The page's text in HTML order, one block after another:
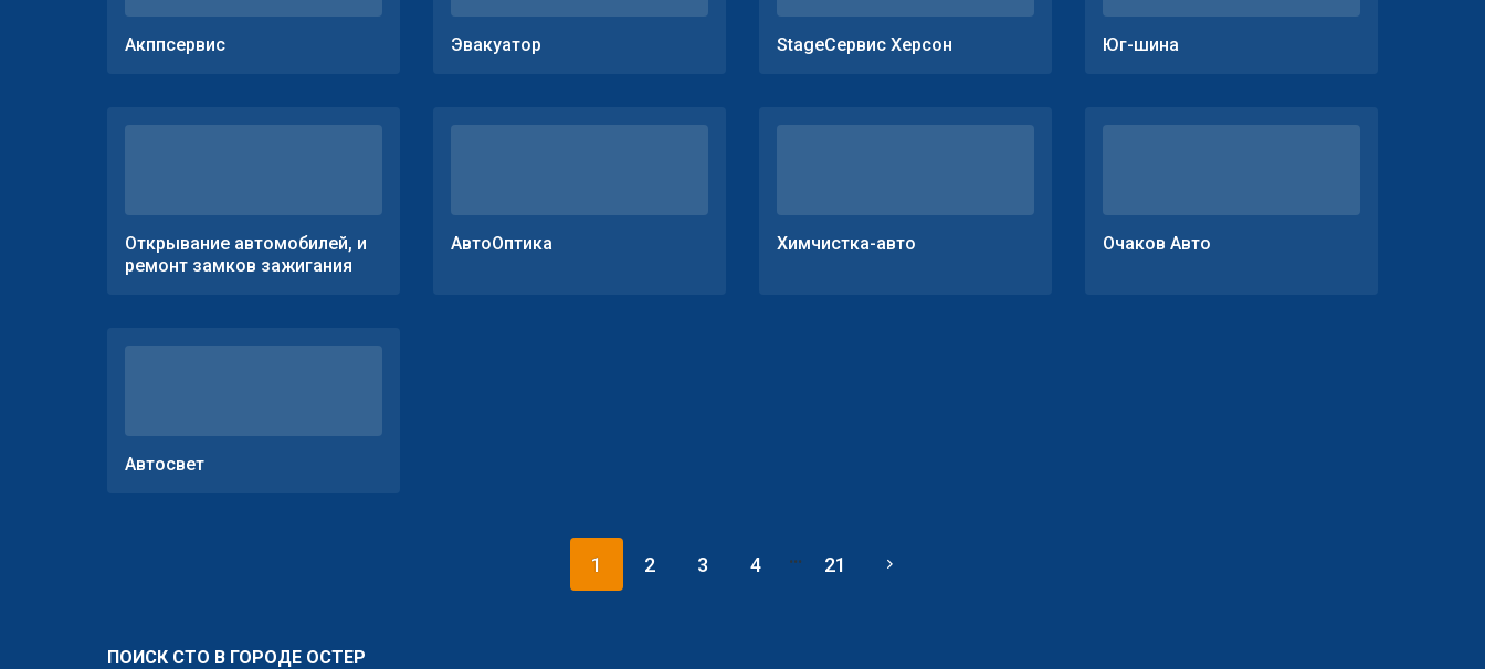
Акппсервис Эвакуатор StageСервис Херсон Юг-шина
Открывание автомобилей, и
ремонт замков зажигания
АвтоОптика Химчистка-авто Очаков Авто
Автосвет
1 2 3 4 ... 21
ПОИСК СТО В ГОРОДЕ ОСТЕР